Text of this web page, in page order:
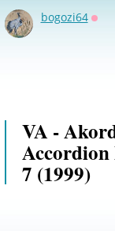
bogozi64
VA -
Accordion
7 (1999)